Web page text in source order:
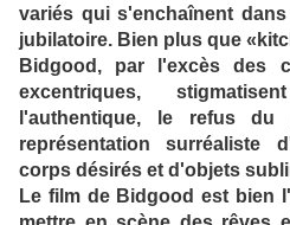
variés qui s'enchaînent
jubilatoire. Bien plus que
Bidgood, par l'excès des
excentriques,
l'authentique, le refus
représentation surréaliste
corps désirés et d'objets
Le film de Bidgood est bien